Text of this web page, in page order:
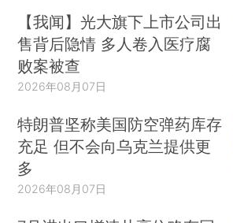
【我闻】光大旗下上市公司出
售背后隐情 多人卷入医疗腐
败案被查
2026年08月07日
特朗普坚称美国防空弹药库存
充足 但不会向乌克兰提供更
多
2026年08月07日